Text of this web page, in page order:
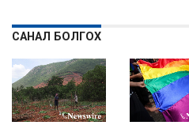
САНАЛ БОЛГОХ